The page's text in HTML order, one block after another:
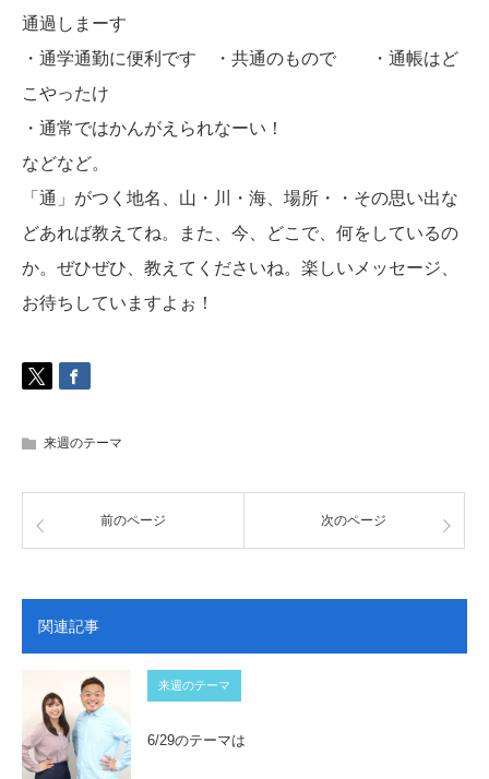
通過しまーす
・通学通勤に便利です ・共通のもので ・通帳はど
こやったけ
・通常ではかんがえられなーい！
などなど。
「通」がつく地名、山・川・海、場所・・その思い出な
どあれば教えてね。また、今、どこで、何をしているの
か。ぜひぜひ、教えてくださいね。楽しいメッセージ、
お待ちしていますよぉ！
来週のテーマ
前のページ 次のページ
関連記事
来週のテーマ
6/29のテーマは